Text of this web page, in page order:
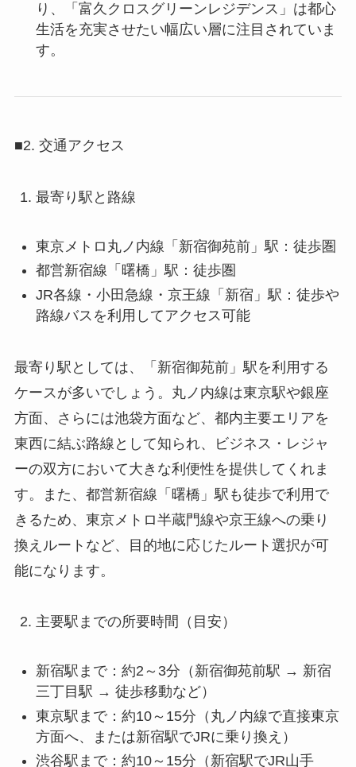
り、「富久クロスグリーンレジデンス」は都心
生活を充実させたい幅広い層に注目されていま
す。
■2. 交通アクセス
最寄り駅と路線
東京メトロ丸ノ内線「新宿御苑前」駅：徒歩圏
都営新宿線「曙橋」駅：徒歩圏
JR各線・小田急線・京王線「新宿」駅：徒歩や
路線バスを利用してアクセス可能
最寄り駅としては、「新宿御苑前」駅を利用する
ケースが多いでしょう。丸ノ内線は東京駅や銀座
方面、さらには池袋方面など、都内主要エリアを
東西に結ぶ路線として知られ、ビジネス・レジャ
ーの双方において大きな利便性を提供してくれま
す。また、都営新宿線「曙橋」駅も徒歩で利用で
きるため、東京メトロ半蔵門線や京王線への乗り
換えルートなど、目的地に応じたルート選択が可
能になります。
主要駅までの所要時間（目安）
新宿駅まで：約2～3分（新宿御苑前駅 → 新宿
三丁目駅 → 徒歩移動など）
東京駅まで：約10～15分（丸ノ内線で直接東京
方面へ、または新宿駅でJRに乗り換え）
渋谷駅まで：約10～15分（新宿駅でJR山手